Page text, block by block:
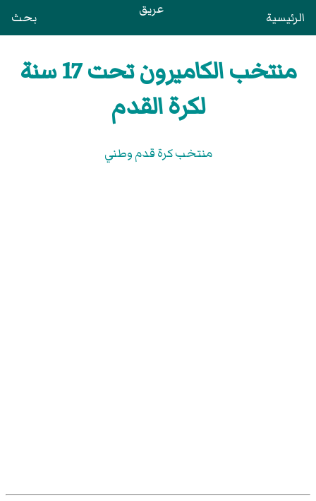
الرئيسية عريق بحث
منتخب الكاميرون تحت 17 سنة
لكرة القدم
منتخب كرة قدم وطني